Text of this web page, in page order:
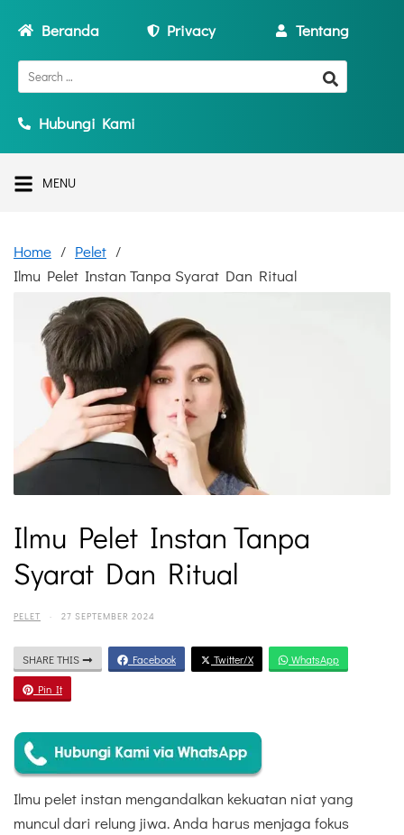
Beranda Privacy Tentang
Hubungi Kami
MENU
Home
Pelet
Ilmu Pelet Instan Tanpa Syarat Dan Ritual
Ilmu Pelet Instan Tanpa
Syarat Dan Ritual
PELET · 27 SEPTEMBER 2024
SHARE THIS Facebook Twitter/X WhatsApp
Pin It
Ilmu pelet instan mengandalkan kekuatan niat yang
muncul dari relung jiwa. Anda harus menjaga fokus